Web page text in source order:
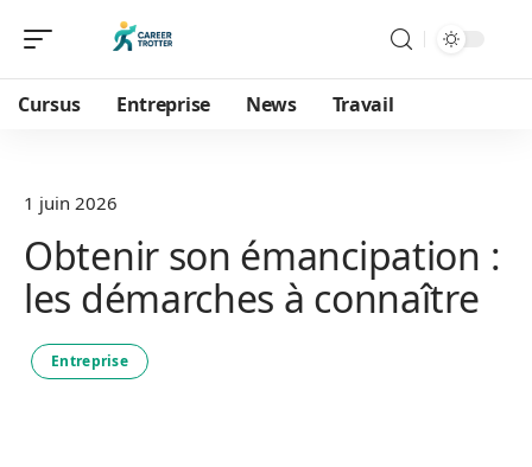
Cursus Entreprise News Travail
1 juin 2026
Obtenir son émancipation :
les démarches à connaître
Entreprise